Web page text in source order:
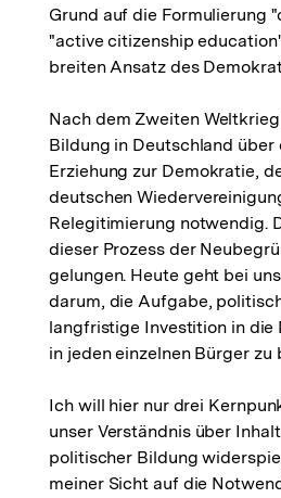
Grund auf die Formulierung
"active citizenship
breiten Ansatz des
Nach dem Zweiten
Bildung in Deutschland über
Erziehung zur Demokratie,
deutschen
Relegitimierung notwendig.
dieser Prozess der
gelungen. Heute geht bei
darum, die Aufgabe,
langfristige Investition in die
in jeden einzelnen Bürger zu
Ich will hier nur drei
unser Verständnis über
politischer Bildung
meiner Sicht auf die